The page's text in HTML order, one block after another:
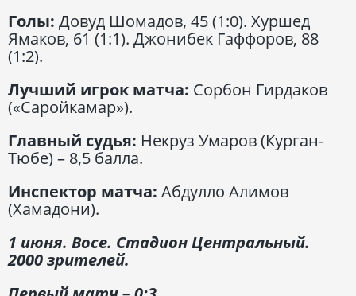
Голы: Довуд Шомадов, 45 (1:0). Хуршед
Ямаков, 61 (1:1). Джонибек Гаффоров, 88
(1:2).
Лучший игрок матча: Сорбон Гирдаков
(«Саройкамар»).
Главный судья: Некруз Умаров (Курган-
Тюбе) – 8,5 балла.
Инспектор матча: Абдулло Алимов
(Хамадони).
1 июня. Восе. Стадион Центральный.
2000 зрителей.